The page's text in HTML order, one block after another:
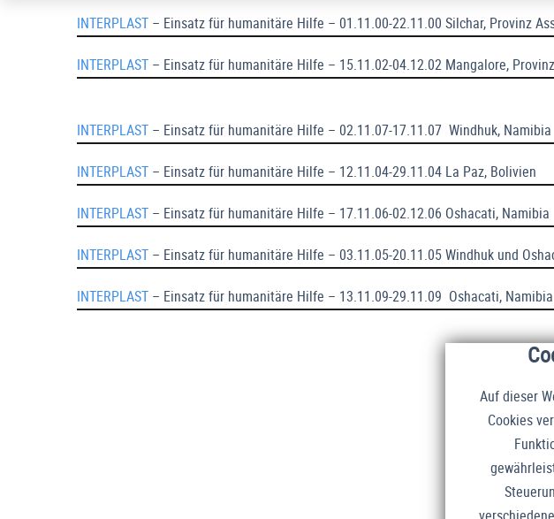
INTERPLAST – Einsatz für humanitäre Hilfe – 01.11.00-22.11.00 Silchar, Provinz
INTERPLAST – Einsatz für humanitäre Hilfe – 15.11.02-04.12.02 Mangalore,
INTERPLAST – Einsatz für humanitäre Hilfe – 02.11.07-17.11.07 Windhuk, Namibia
INTERPLAST – Einsatz für humanitäre Hilfe – 12.11.04-29.11.04 La Paz, Bolivien
INTERPLAST – Einsatz für humanitäre Hilfe – 17.11.06-02.12.06 Oshacati, Namibia
INTERPLAST – Einsatz für humanitäre Hilfe – 03.11.05-20.11.05 Windhuk und
INTERPLAST – Einsatz für humanitäre Hilfe – 13.11.09-29.11.09 Oshacati, Namibia
Auf dieser
Cookies